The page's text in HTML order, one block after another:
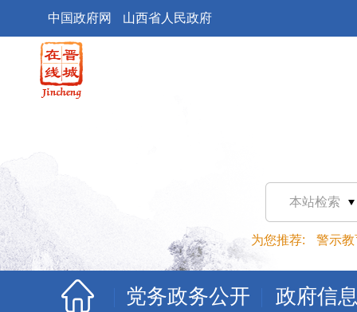
中国政府网 山西省人民政府
本站检索
为您推荐: 警示教
党务政务公开 政府信